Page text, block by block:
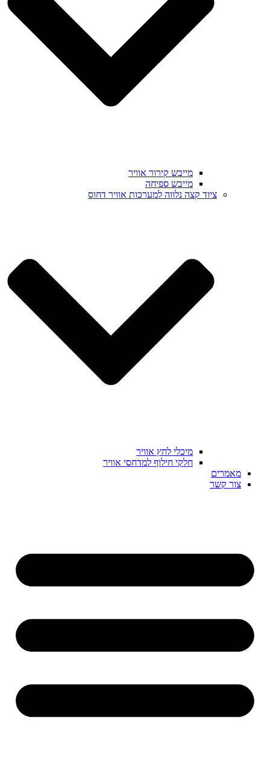
מייבש קירור אוויר
מייבש ספיחה
ציוד קצה נלווה למערכות אוויר דחוס
מיכלי לחץ אוויר
חלקי חילוף למדחסי אוויר
מאמרים
צור קשר